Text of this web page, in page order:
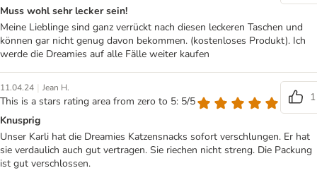
Muss wohl sehr lecker sein!
Meine Lieblinge sind ganz verrückt nach diesen leckeren Taschen und
können gar nicht genug davon bekommen. (kostenloses Produkt). Ich
werde die Dreamies auf alle Fälle weiter kaufen
11.04.24 | Jean H.
This is a stars rating area from zero to 5: 5/5
1
Knusprig
Unser Karli hat die Dreamies Katzensnacks sofort verschlungen. Er hat
sie verdaulich auch gut vertragen. Sie riechen nicht streng. Die Packung
ist gut verschlossen.